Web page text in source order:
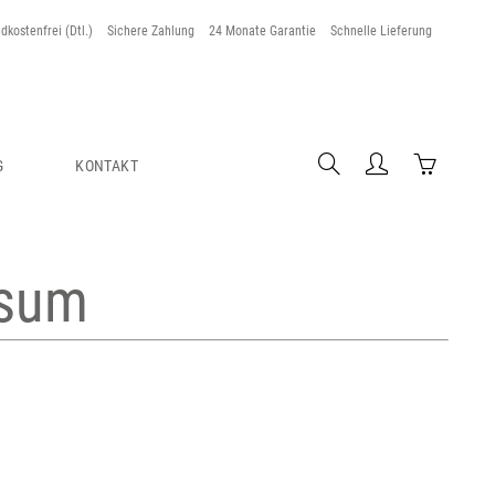
(Dtl.) Sichere Zahlung 24 Monate Garantie Schnelle Lieferung
KONTAKT